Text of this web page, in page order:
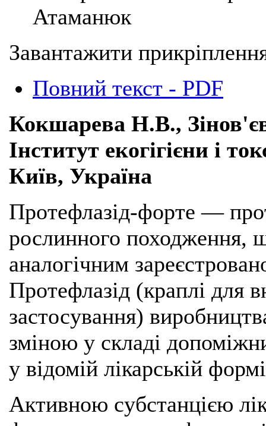
Атаманюк
Завантажити
Повний текст - PDF
Кокшарева Н.В.,
Інститут екогігієни і
Київ, Україна
Протефлазід-форте —
рослинного походження,
аналогічним
Протефлазід (краплі для
застосування)
зміною у складі
у відомій лікарській
Активною субстанцією